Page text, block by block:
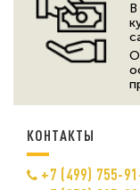
В
КОНТАКТЫ
+7 (499) 755-